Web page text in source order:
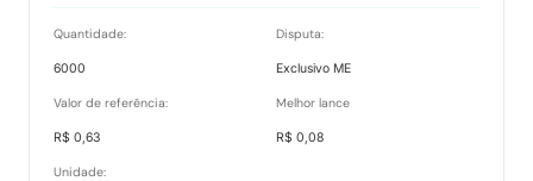
Quantidade:
6000
Disputa:
Exclusivo ME
Valor de referência:
R$ 0,63
Melhor lance
R$ 0,08
Unidade: